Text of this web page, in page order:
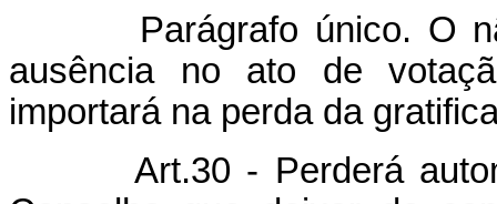
Parágrafo único. O não
ausência no ato de
importará na perda da
Art.30 - Perderá